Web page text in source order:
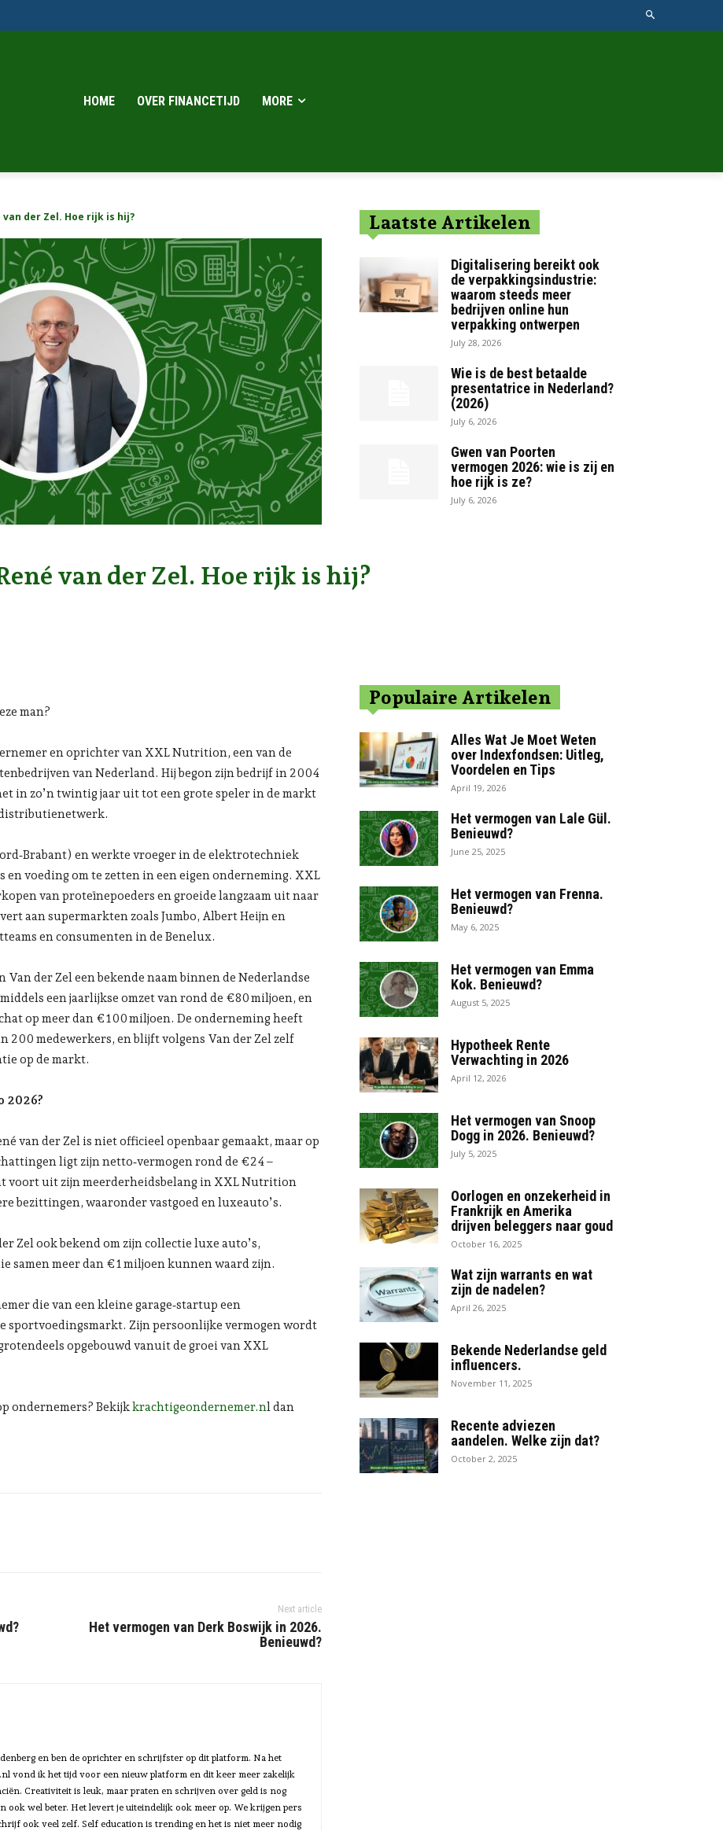
HOME OVER FINANCETIJD MORE
der Zel. Hoe rijk is hij? Laatste Artikelen
Digitalisering bereikt ook
de verpakkingsindustrie:
waarom steeds meer
bedrijven online hun
verpakking ontwerpen
July 28, 2026
Wie is de best betaalde
presentatrice in Nederland?
(2026)
July 6, 2026
Gwen van Poorten
vermogen 2026: wie is zij en
hoe rijk is ze?
July 6, 2026
van der Zel. Hoe rijk is hij?
man?
en oprichter van XXL Nutrition, een van de
van Nederland. Hij begon zijn bedrijf in 2004
in zo’n twintig jaar uit tot een grote speler in de markt
en werkte vroeger in de elektrotechniek
en voeding om te zetten in een eigen onderneming. XXL
van proteïnepoeders en groeide langzaam uit naar
aan supermarkten zoals Jumbo, Albert Heijn en
en consumenten in de Benelux.
der Zel een bekende naam binnen de Nederlandse
een jaarlijkse omzet van rond de €80 miljoen, en
op meer dan €100 miljoen. De onderneming heeft
200 medewerkers, en blijft volgens Van der Zel zelf
op de markt.
2026?
van der Zel is niet officieel openbaar gemaakt, maar op
ligt zijn netto‑vermogen rond de €24 –
voort uit zijn meerderheidsbelang in XXL Nutrition
bezittingen, waaronder vastgoed en luxeauto’s.
Zel ook bekend om zijn collectie luxe auto’s,
samen meer dan €1 miljoen kunnen waard zijn.
die van een kleine garage‑startup een
sportvoedingsmarkt. Zijn persoonlijke vermogen wordt
opgebouwd vanuit de groei van XXL
ondernemers? Bekijkkrachtigeondernemer.nl dan
Next article
Het vermogen van Derk Boswijk in 2026.
Benieuwd?
en ben de oprichter en schrijfster op dit platform. Na het
vond ik het tijd voor een nieuw platform en dit keer meer zakelijk
Creativiteit is leuk, maar praten en schrijven over geld is nog
ook wel beter. Het levert je uiteindelijk ook meer op. We krijgen pers
ook veel zelf. Self education is trending en het is niet meer nodig
Populaire Artikelen
Alles Wat Je Moet Weten
over Indexfondsen: Uitleg,
Voordelen en Tips
April 19, 2026
Het vermogen van Lale Gül.
Benieuwd?
June 25, 2025
Het vermogen van Frenna.
Benieuwd?
May 6, 2025
Het vermogen van Emma
Kok. Benieuwd?
August 5, 2025
Hypotheek Rente
Verwachting in 2026
April 12, 2026
Het vermogen van Snoop
Dogg in 2026. Benieuwd?
July 5, 2025
Oorlogen en onzekerheid in
Frankrijk en Amerika
drijven beleggers naar goud
October 16, 2025
Wat zijn warrants en wat
zijn de nadelen?
April 26, 2025
Bekende Nederlandse geld
influencers.
November 11, 2025
Recente adviezen
aandelen. Welke zijn dat?
October 2, 2025